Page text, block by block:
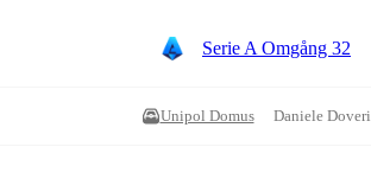
Serie A Omgång 32
Unipol Domus Daniele Doveri